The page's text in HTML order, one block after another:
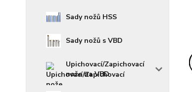
Sady nožů HSS
Sady nožů s VBD
Upichovací/Zapichovací
nože na VBD